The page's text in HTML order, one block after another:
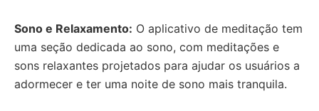
Sono e Relaxamento: O aplicativo de meditação tem
uma seção dedicada ao sono, com meditações e
sons relaxantes projetados para ajudar os usuários a
adormecer e ter uma noite de sono mais tranquila.